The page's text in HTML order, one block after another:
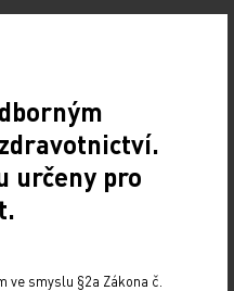
určeny pro
ve smyslu §2a Zákona č.